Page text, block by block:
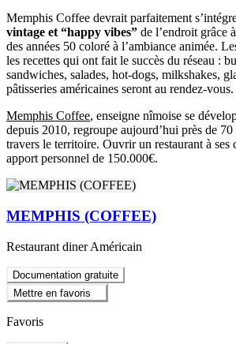
Memphis Coffee devrait parfaitement
vintage et “happy vibes” de l’endroit grâce
des années 50 coloré à l’ambiance animée.
les recettes qui ont fait le succès du réseau :
sandwiches, salades, hot-dogs, milkshakes,
pâtisseries américaines seront au rendez-vous.
Memphis Coffee, enseigne nîmoise se
depuis 2010, regroupe aujourd’hui près de 70
travers le territoire. Ouvrir un restaurant à ses
apport personnel de 150.000€.
MEMPHIS (COFFEE)
Restaurant diner Américain
Documentation gratuite
Mettre en favoris
Favoris